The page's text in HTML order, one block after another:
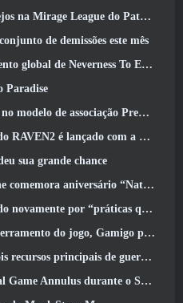
Mirage League do Path Of Exile
de demissões este mês
de Neverness To Everness
Paradise
para levar em conta as mudanças recentes no MMORPG
é lançado com a atualização de hoje
sua grande chance
20” com missões e recompensas especiais
que colocam em perigo e exploram crianças”
provoca o retorno do MMO medieval Glory Victis
de facções na atualização Realm Divided Part II
durante o Steam Next Fest